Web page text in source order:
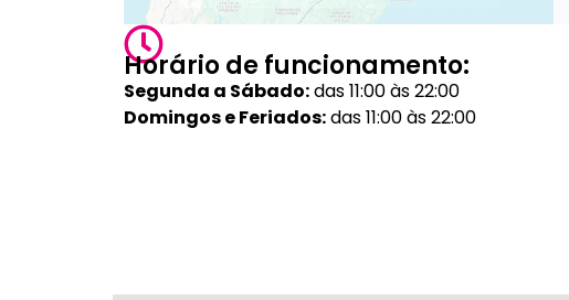
Horário de funcionamento:
Segunda a Sábado:das 11:00 às 22:00
Domingos e Feriados:das 11:00 às 22:00